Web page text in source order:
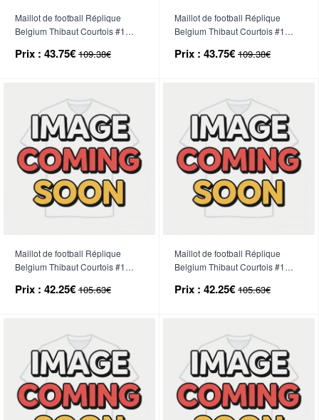
Maillot de football Réplique
Belgium Thibaut Courtois #1
Mondial 2026 Manche Longue (+
Prix : 43.75€ 109.38€
Maillot de football Réplique
Belgium Thibaut Courtois #1
Mondial 2026 Manche Longue (+
Prix : 43.75€ 109.38€
Maillot de football Réplique
Belgium Thibaut Courtois #1
2026 Manche Courte
Prix : 42.25€ 105.63€
Maillot de football Réplique
Belgium Thibaut Courtois #1
2026 Manche Courte
Prix : 42.25€ 105.63€